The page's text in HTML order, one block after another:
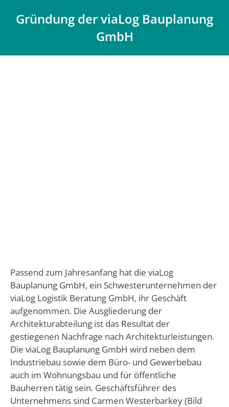
Gründung der viaLog Bauplanung
GmbH
Passend zum Jahresanfang hat die viaLog
Bauplanung GmbH, ein Schwesterunternehmen der
viaLog Logistik Beratung GmbH, ihr Geschäft
aufgenommen. Die Ausgliederung der
Architekturabteilung ist das Resultat der
gestiegenen Nachfrage nach Architekturleistungen.
Die viaLog Bauplanung GmbH wird neben dem
Industriebau sowie dem Büro- und Gewerbebau
auch im Wohnungsbau und für öffentliche
Bauherren tätig sein. Geschäftsführer des
Unternehmens sind Carmen Westerbarkey (Bild